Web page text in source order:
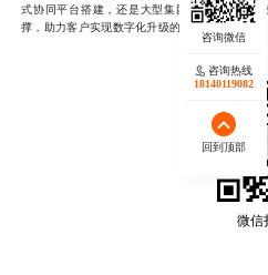
式协同平台搭建，还是大型集团的多分支机构
撑，助力客户实现数字化升级的平稳过渡。
微信
咨询热线
18140119082
回到顶部